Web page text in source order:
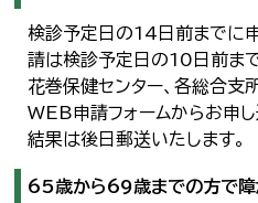
検診予定日の14日前までに
請は検診予定日の10日前ま
花巻保健センター、各総合支
WEB申請フォームからお申し
結果は後日郵送いたします。
65歳から69歳までの方で障